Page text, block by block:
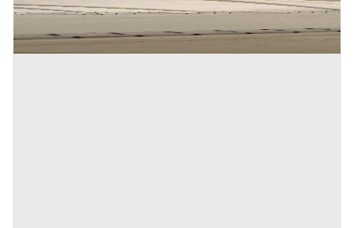
Monteroni d'Arbia (Siena)
Codice annuncio:811068197